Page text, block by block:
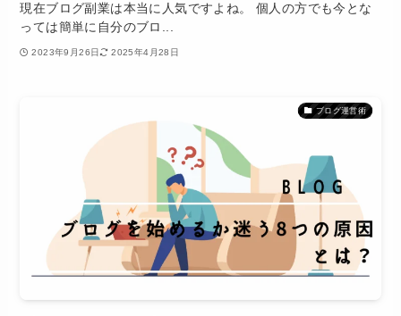
現在ブログ副業は本当に人気ですよね。 個人の方でも今とな
っては簡単に自分のブロ...
2023年9月26日 2025年4月28日
ブログ運営術